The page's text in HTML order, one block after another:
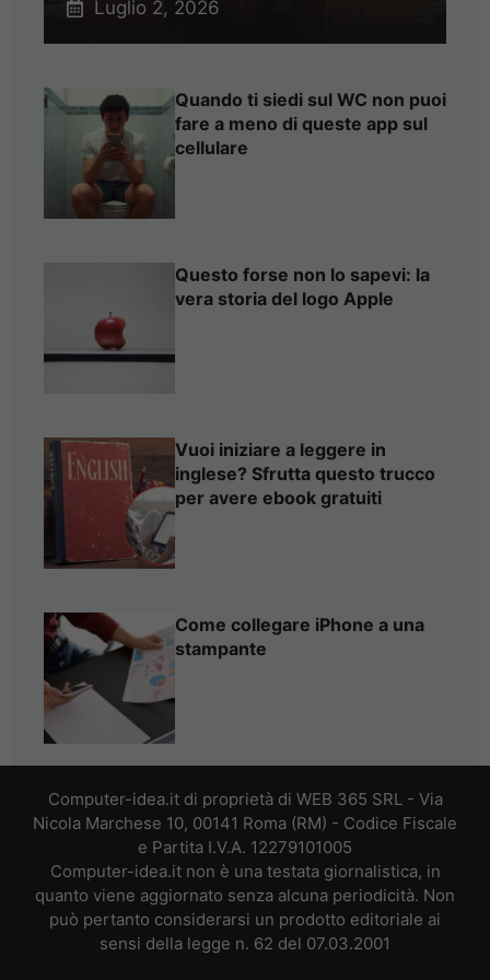
Luglio 2, 2026
Quando ti siedi sul WC non puoi
fare a meno di queste app sul
cellulare
Questo forse non lo sapevi: la
vera storia del logo Apple
Vuoi iniziare a leggere in
inglese? Sfrutta questo trucco
per avere ebook gratuiti
Come collegare iPhone a una
stampante
Computer-idea.it di proprietà di WEB 365 SRL - Via
Nicola Marchese 10, 00141 Roma (RM) - Codice Fiscale
e Partita I.V.A. 12279101005
Computer-idea.it non è una testata giornalistica, in
quanto viene aggiornato senza alcuna periodicità. Non
può pertanto considerarsi un prodotto editoriale ai
sensi della legge n. 62 del 07.03.2001